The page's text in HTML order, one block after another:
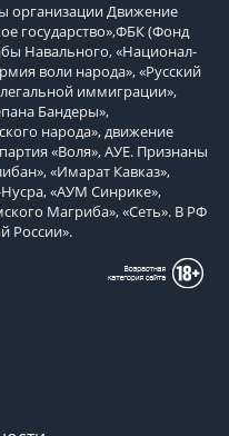
организации Движение
государство»,ФБК (Фонд
Навального, «Национал-
воли народа», «Русский
иммиграции»,
Бандеры»,
народа», движение
«Воля», АУЕ. Признаны
«Имарат Кавказ»,
«АУМ Синрике»,
Магриба», «Сеть». В РФ
России».